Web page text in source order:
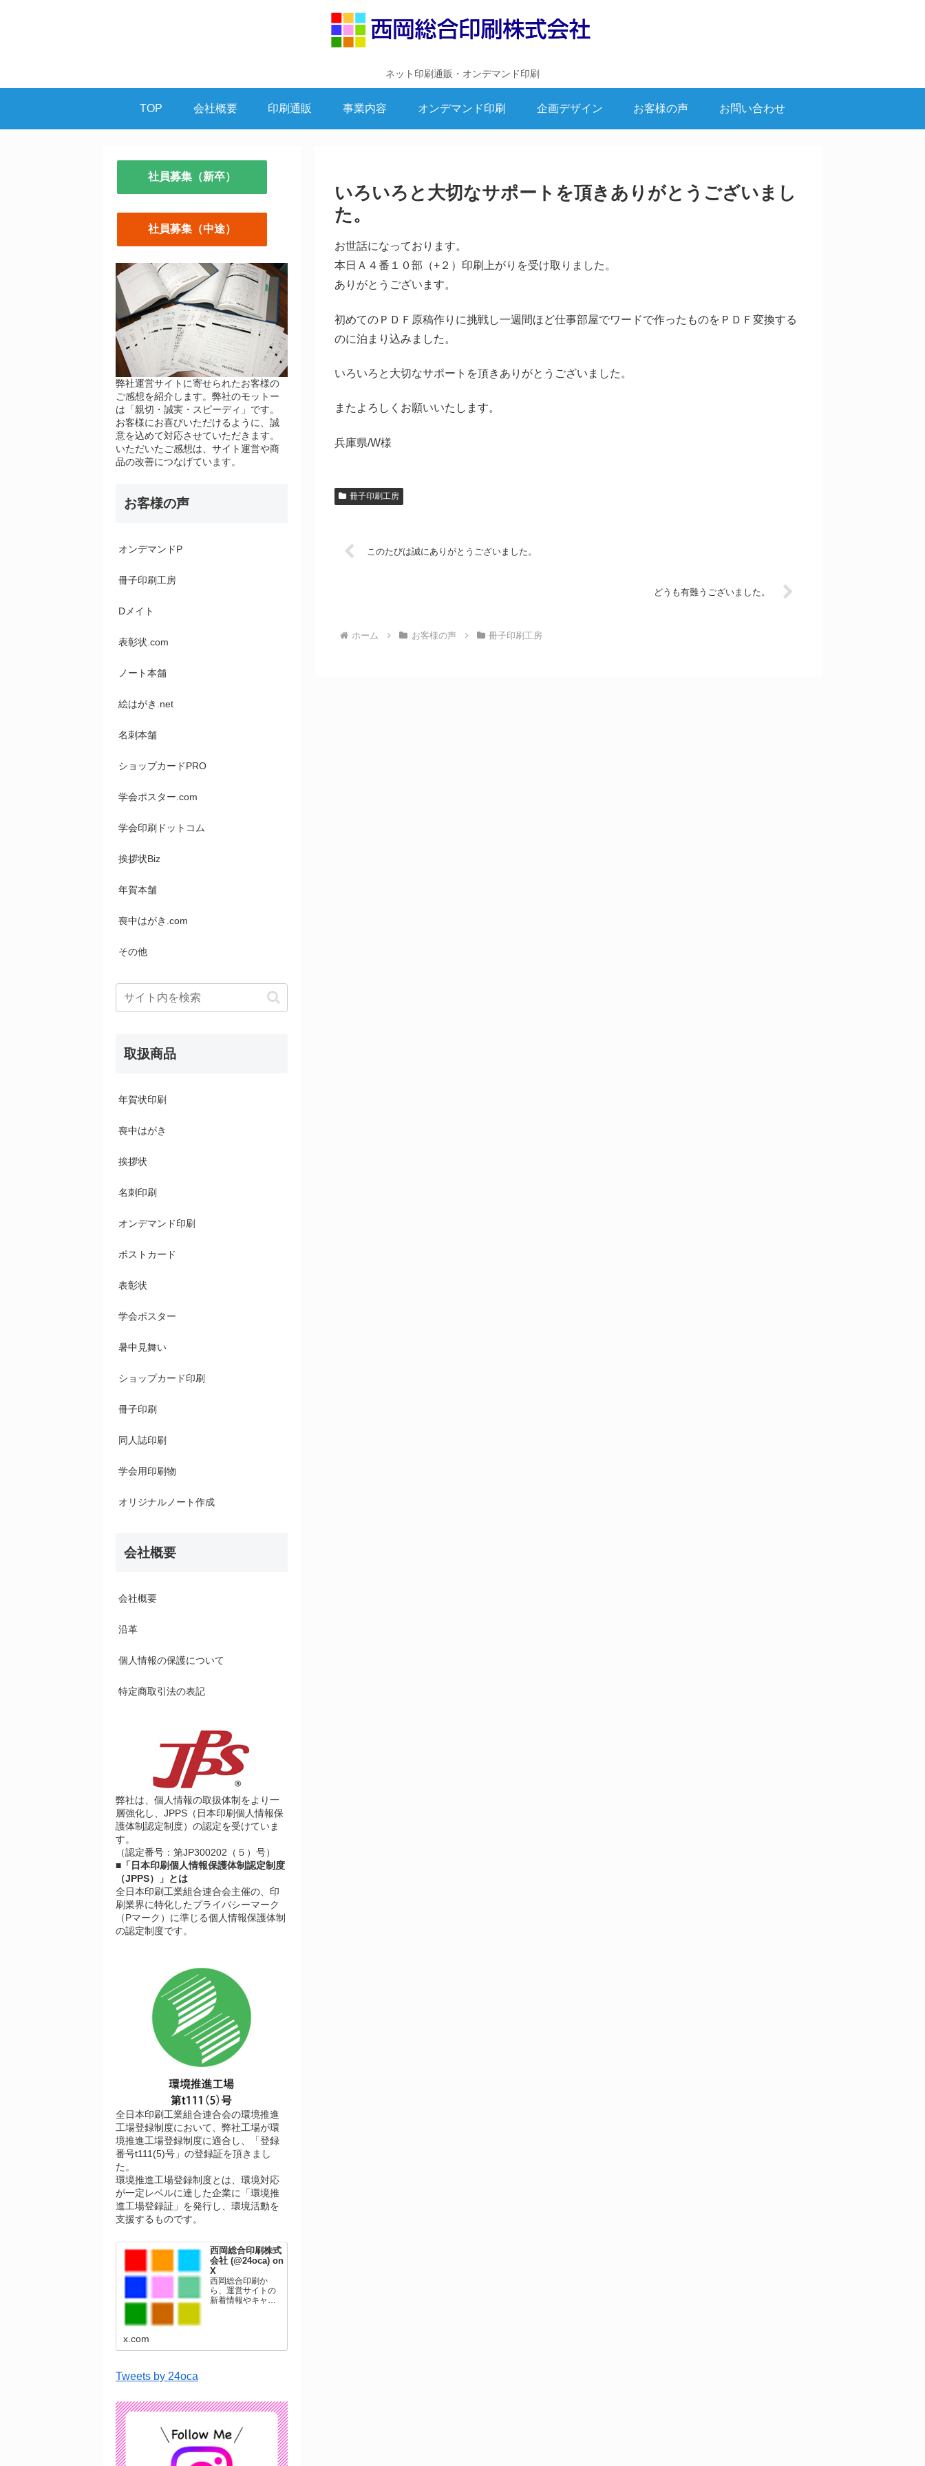
ネット印刷通販・オンデマンド印刷
TOP 会社概要 印刷通販 事業内容 オンデマンド印刷 企画デザイン お客様の声 お問い合わせ
いろいろと大切なサポートを頂きありがとうございまし
た。
お世話になっております。
本日Ａ４番１０部（+２）印刷上がりを受け取りました。
ありがとうございます。
初めてのＰＤＦ原稿作りに挑戦し一週間ほど仕事部屋でワードで作ったものをＰＤＦ変換する
のに泊まり込みました。
いろいろと大切なサポートを頂きありがとうございました。
またよろしくお願いいたします。
兵庫県/W様
冊子印刷工房
このたびは誠にありがとうございました。
どうも有難うございました。
ホーム お客様の声 冊子印刷工房
社員募集（新卒）
社員募集（中途）
弊社運営サイトに寄せられたお客様の
ご感想を紹介します。弊社のモットー
は「親切・誠実・スピーディ」です。
お客様にお喜びいただけるように、誠
意を込めて対応させていただきます。
いただいたご感想は、サイト運営や商
品の改善につなげています。
お客様の声
オンデマンドP
冊子印刷工房
Dメイト
表彰状.com
ノート本舗
絵はがき.net
名刺本舗
ショップカードPRO
学会ポスター.com
学会印刷ドットコム
挨拶状Biz
年賀本舗
喪中はがき.com
その他
取扱商品
年賀状印刷
喪中はがき
挨拶状
名刺印刷
オンデマンド印刷
ポストカード
表彰状
学会ポスター
暑中見舞い
ショップカード印刷
冊子印刷
同人誌印刷
学会用印刷物
オリジナルノート作成
会社概要
会社概要
沿革
個人情報の保護について
特定商取引法の表記
弊社は、個人情報の取扱体制をより一
層強化し、JPPS（日本印刷個人情報保
護体制認定制度）の認定を受けていま
す。
（認定番号：第JP300202（５）号）
■「日本印刷個人情報保護体制認定制度
（JPPS）」とは
全日本印刷工業組合連合会主催の、印
刷業界に特化したプライバシーマーク
（Pマーク）に準じる個人情報保護体制
の認定制度です。
全日本印刷工業組合連合会の環境推進
工場登録制度において、弊社工場が環
境推進工場登録制度に適合し、「登録
番号t111(5)号」の登録証を頂きまし
た。
環境推進工場登録制度とは、環境対応
が一定レベルに達した企業に「環境推
進工場登録証」を発行し、環境活動を
支援するものです。
西岡総合印刷株式
会社 (@24oca) on
X
西岡総合印刷か
ら、運営サイトの
新着情報やキャン
ています。
x.com
Tweets by 24oca